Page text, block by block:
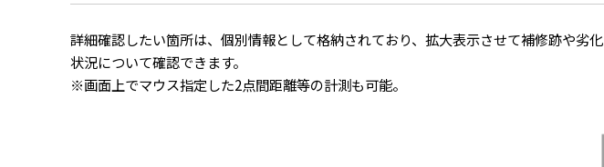
詳細確認したい箇所は、個別情報として格納されており、拡大表示させて補修跡や劣化
状況について確認できます。
※画面上でマウス指定した2点間距離等の計測も可能。